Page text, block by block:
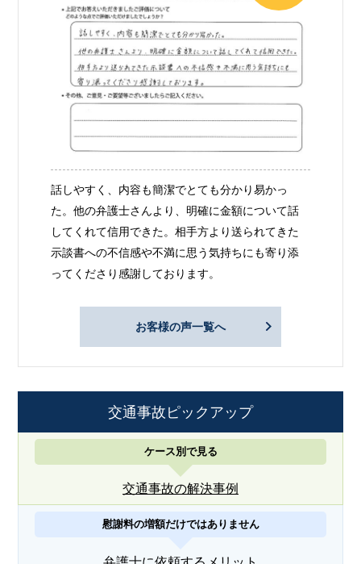
話しやすく、内容も簡潔でとても分かり易かっ
た。他の弁護士さんより、明確に金額について話
してくれて信用できた。相手方より送られてきた
示談書への不信感や不満に思う気持ちにも寄り添
ってくださり感謝しております。
お客様の声一覧へ
交通事故ピックアップ
ケース別で見る
交通事故の解決事例
慰謝料の増額だけではありません